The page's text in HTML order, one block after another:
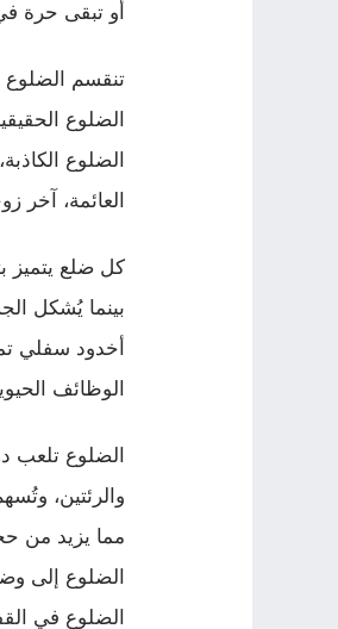
أو تبقى حرة
تنقسم الضلوع
الضلوع
الضلوع
العائمة، آخر
كل ضلع يتميز
بينما يُشكل
أخدود سفلي
الوظائف
الضلوع تلعب
والرئتين،
مما يزيد من
الضلوع إلى
الضلوع في